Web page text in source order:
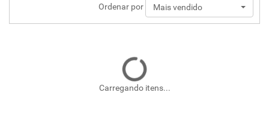
Ordenar por Mais vendido
Carregando itens...